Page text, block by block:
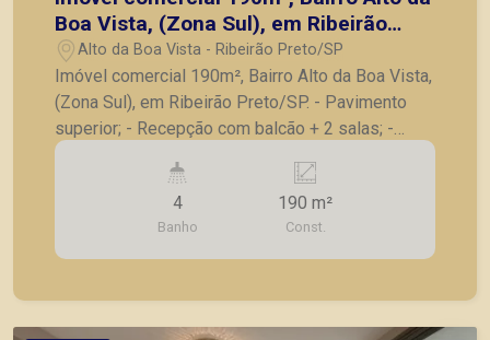
Boa Vista, (Zona Sul), em Ribeirão
Preto/SP.
Alto da Boa Vista - Ribeirão Preto/SP
Imóvel comercial 190m², Bairro Alto da Boa Vista,
(Zona Sul), em Ribeirão Preto/SP. - Pavimento
superior; - Recepção com balcão + 2 salas; -
Salão amplo dividido com 7 salas com divisórias;
- Ar-condicionado; - Copa; - Excelente localização
em rua de grande fluxo. A Piramid tem como
objetivo atender seus clientes com agilidade e
segurança, em locação, vendas de imóveis
4
Banho
190 m²
Const.